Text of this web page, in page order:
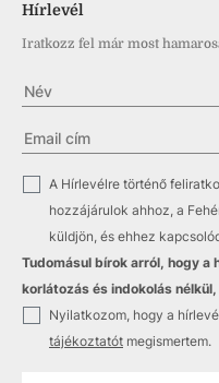
Hírlevél
Iratkozz fel már most
A Hírlevélre történő
hozzájárulok ahhoz, a
küldjön, és ehhez
Tudomásul bírok arról, hogy
korlátozás és indokolás
Nyilatkozom, hogy a
tájékoztatót megismertem.